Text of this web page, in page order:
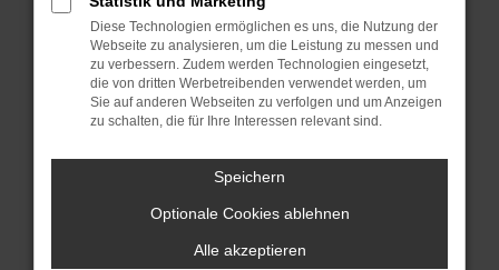
Stelle sicher, dass dein Browser und dein
Betriebssystem auf dem neuesten Stand
sind.
Veraltete Software birgt nicht nur ein
führen, dass bestimmte Funktionen nicht
Wende dich an den Webseitenbetreiber.
Wenn du alle oben genannten Schritte
Diese Technologien ermöglichen es uns, die Nutzung der
Webseite zu analysieren, um die Leistung zu messen und
zu verbessern. Zudem werden Technologien eingesetzt,
die von dritten Werbetreibenden verwendet werden, um
Sie auf anderen Webseiten zu verfolgen und um Anzeigen
zu schalten, die für Ihre Interessen relevant sind.
Speichern
Optionale Cookies ablehnen
Alle akzeptieren